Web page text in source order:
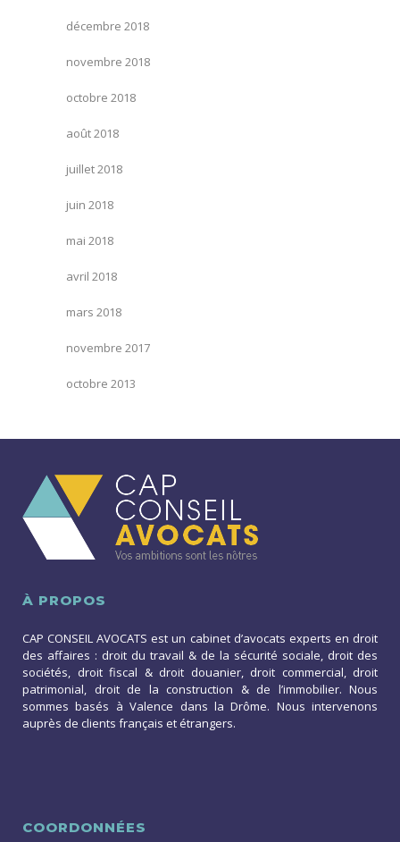
décembre 2018
novembre 2018
octobre 2018
août 2018
juillet 2018
juin 2018
mai 2018
avril 2018
mars 2018
novembre 2017
octobre 2013
À PROPOS
CAP CONSEIL AVOCATS est un cabinet d’avocats experts en droit
des affaires : droit du travail & de la sécurité sociale, droit des
sociétés, droit fiscal & droit douanier, droit commercial, droit
patrimonial, droit de la construction & de l’immobilier. Nous
sommes basés à Valence dans la Drôme. Nous intervenons
auprès de clients français et étrangers.
COORDONNÉES